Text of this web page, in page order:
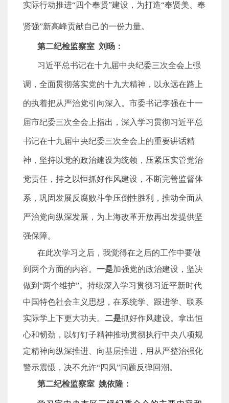
实际行动推进“四个奉贤”建设，为打造“奉贤美、奉
贤强”新高峰贡献自己的一份力量。
第二纪检监察室 刘旸：
习近平总书记在十九届中央纪委三次全会上强
调，全面贯彻落实党的十九大精神，以永远在路上
的执着把从严治党引向深入。市委书记李强在十一
届市纪委三次全会上指出，深入学习贯彻习近平总
书记在十九届中央纪委三次全会上的重要讲话精
神，坚持以党的政治建设为统领，压紧压实管党治
党责任，持之以恒抓好作风建设，不断完善监督体
系，巩固发展反腐败斗争压倒性胜利，推动全面从
严治党向纵深发展，为上海改革开放再出发提供坚
强保障。
在此次学习之后，我觉得在之后的工作中要做
到两个方面的内容。 一是加强党的政治建设，坚决
做到 “两个维护”。持续深入学习贯彻习近平新时代
中国特色社会主义思想，在系统学、跟进学、联系
实际学上下更大功夫。 二是抓好作风建设。拿出恒
心和韧劲，以钉钉子精神推动贯彻执行中央八项规
定精神向纵深推进、向基层推进，用从严整治强化
警示震慑，决不允许“四风”问题反弹回潮。
第二纪检监察室 姚依隆：